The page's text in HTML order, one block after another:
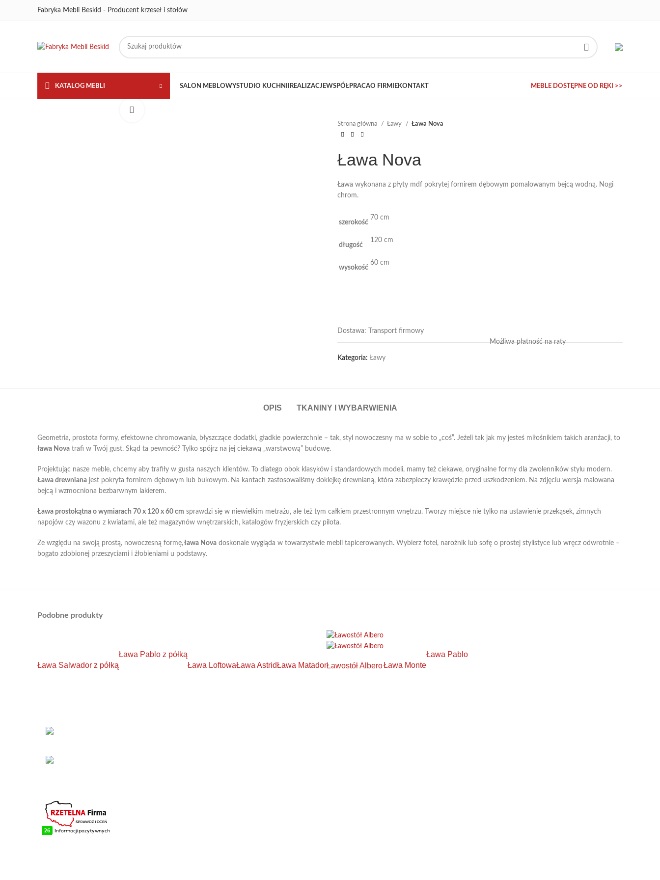
Fabryka Mebli Beskid - Producent krzeseł i stołów
KATALOG MEBLI SALON MEBLOWYSTUDIO KUCHNII REALIZACJEWSPÓŁPRACAO FIRMIEKONTAKT MEBLE DOSTĘPNE OD RĘKI >>
Strona główna Ławy Ława Nova
Ława Nova
Ława wykonana z płyty mdf pokrytej fornirem dębowym pomalowanym bejcą wodną. Nogi
chrom.
szerokość
70 cm
długość
120 cm
wysokość
60 cm
Dostawa: Transport firmowy
Możliwa płatność na raty
Kategoria: Ławy
OPIS TKANINY I WYBARWIENIA
Geometria, prostota formy, efektowne chromowania, błyszczące dodatki, gładkie powierzchnie – tak, styl nowoczesny ma w sobie to „coś”. Jeżeli tak jak my jesteś miłośnikiem takich aranżacji, to
ława Nova trafi w Twój gust. Skąd ta pewność? Tylko spójrz na jej ciekawą „warstwową” budowę.
Projektując nasze meble, chcemy aby trafiły w gusta naszych klientów. To dlatego obok klasyków i standardowych modeli, mamy też ciekawe, oryginalne formy dla zwolenników stylu modern.
Ława drewniana jest pokryta fornirem dębowym lub bukowym. Na kantach zastosowaliśmy doklejkę drewnianą, która zabezpieczy krawędzie przed uszkodzeniem. Na zdjęciu wersja malowana
bejcą i wzmocniona bezbarwnym lakierem.
Ława prostokątna o wymiarach 70 x 120 x 60 cm sprawdzi się w niewielkim metrażu, ale też tym całkiem przestronnym wnętrzu. Tworzy miejsce nie tylko na ustawienie przekąsek, zimnych
napojów czy wazonu z kwiatami, ale też magazynów wnętrzarskich, katalogów fryzjerskich czy pilota.
Ze względu na swoją prostą, nowoczesną formę,ława Nova doskonale wygląda w towarzystwie mebli tapicerowanych. Wybierz fotel, narożnik lub sofę o prostej stylistyce lub wręcz odwrotnie –
bogato zdobionej przeszyciami i żłobieniami u podstawy.
Podobne produkty
Ława Salwador z półką
Ława Pablo z półką
Ława LoftowaŁawa AstridŁawa MatadorŁawostół AlberoŁawa Monte
Ława Pablo